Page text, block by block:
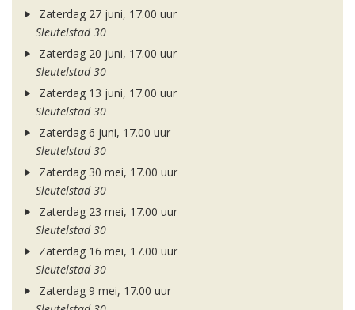
Zaterdag 27 juni, 17.00 uur
Sleutelstad 30
Zaterdag 20 juni, 17.00 uur
Sleutelstad 30
Zaterdag 13 juni, 17.00 uur
Sleutelstad 30
Zaterdag 6 juni, 17.00 uur
Sleutelstad 30
Zaterdag 30 mei, 17.00 uur
Sleutelstad 30
Zaterdag 23 mei, 17.00 uur
Sleutelstad 30
Zaterdag 16 mei, 17.00 uur
Sleutelstad 30
Zaterdag 9 mei, 17.00 uur